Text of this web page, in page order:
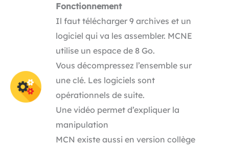
Fonctionnement
Il faut télécharger 9 archives et un
logiciel qui va les assembler. MCNE
utilise un espace de 8 Go.
Vous décompressez l’ensemble sur
une clé. Les logiciels sont
opérationnels de suite.
Une vidéo permet d’expliquer la
manipulation
MCN existe aussi en version collège